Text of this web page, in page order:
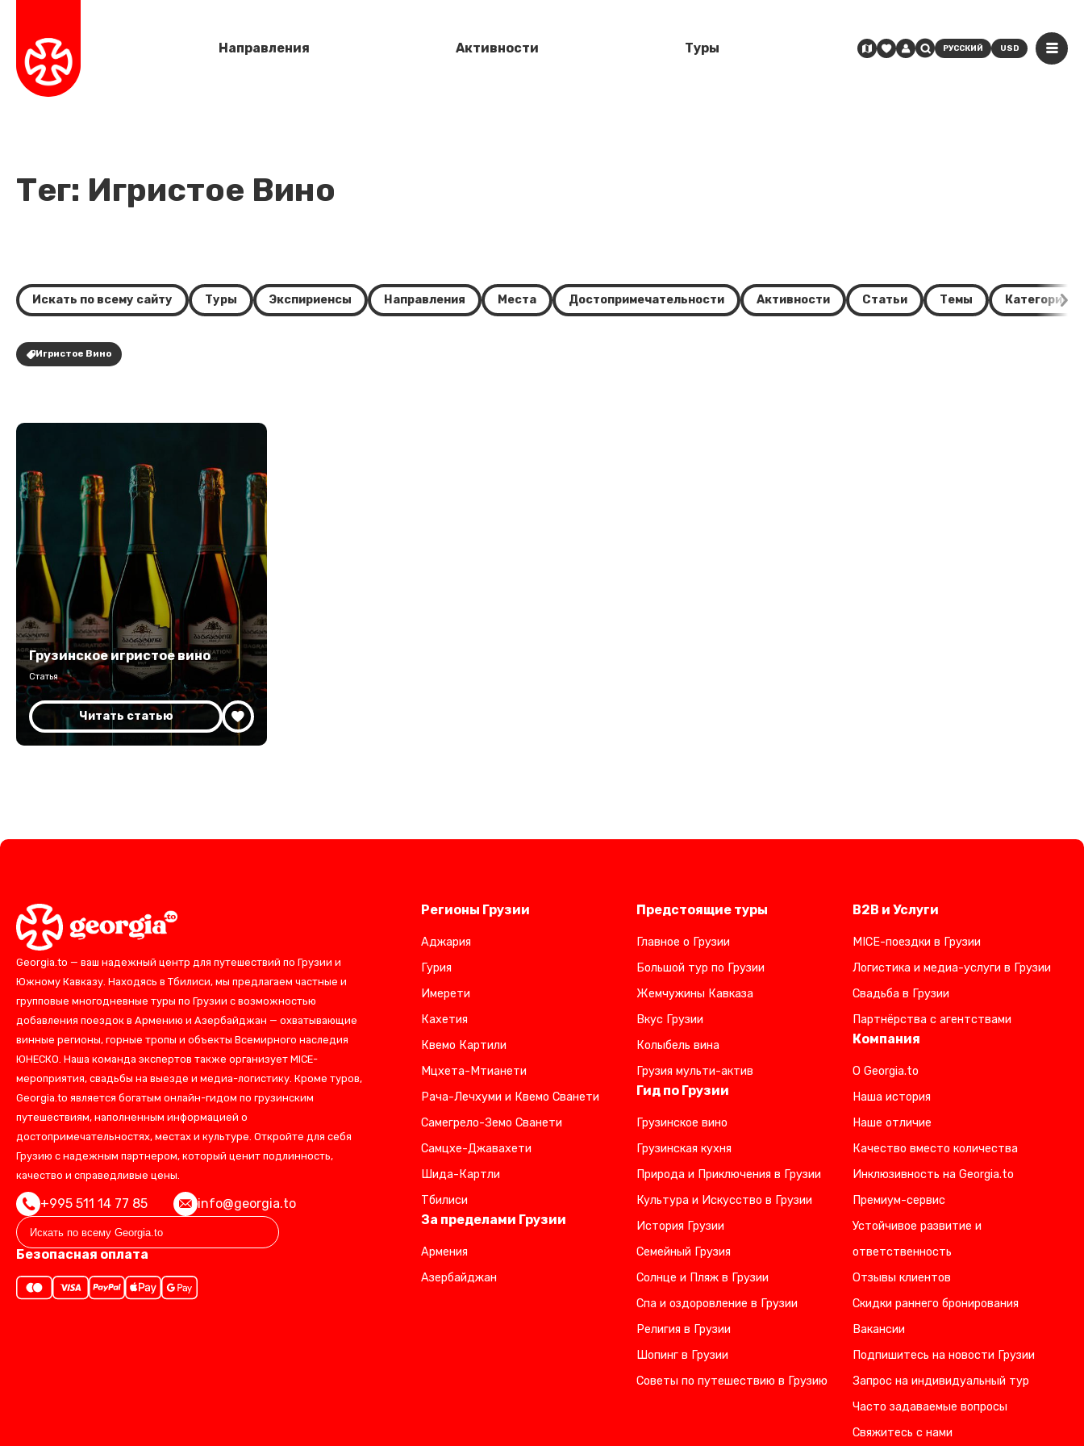
Направления Активности Туры РУССКИЙ USD
Тег: Игристое Вино
Искать по всему сайту Туры Экспириенсы Направления Места Достопримечательности Активности Статьи Темы Категории
Игристое Вино
Грузинское игристое вино
Статья
Читать статью
Georgia.to — ваш надежный центр для путешествий по Грузии и
Южному Кавказу. Находясь в Тбилиси, мы предлагаем частные и
групповые многодневные туры по Грузии с возможностью
добавления поездок в Армению и Азербайджан — охватывающие
винные регионы, горные тропы и объекты Всемирного наследия
ЮНЕСКО. Наша команда экспертов также организует MICE-
мероприятия, свадьбы на выезде и медиа-логистику. Кроме туров,
Georgia.to является богатым онлайн-гидом по грузинским
путешествиям, наполненным информацией о
достопримечательностях, местах и культуре. Откройте для себя
Грузию с надежным партнером, который ценит подлинность,
качество и справедливые цены.
+995 511 14 77 85 info@georgia.to
Безопасная оплата
Регионы Грузии
Аджария
Гурия
Имерети
Кахетия
Квемо Картили
Мцхета-Мтианети
Рача-Лечхуми и Квемо Сванети
Самегрело-Земо Сванети
Самцхе-Джавахети
Шида-Картли
Тбилиси
За пределами Грузии
Армения
Азербайджан
Предстоящие туры
Главное о Грузии
Большой тур по Грузии
Жемчужины Кавказа
Вкус Грузии
Колыбель вина
Грузия мульти-актив
Гид по Грузии
Грузинское вино
Грузинская кухня
Природа и Приключения в Грузии
Культура и Искусство в Грузии
История Грузии
Семейный Грузия
Солнце и Пляж в Грузии
Спа и оздоровление в Грузии
Религия в Грузии
Шопинг в Грузии
Советы по путешествию в Грузию
B2B и Услуги
MICE-поездки в Грузии
Логистика и медиа-услуги в Грузии
Свадьба в Грузии
Партнёрства с агентствами
Компания
О Georgia.to
Наша история
Наше отличие
Качество вместо количества
Инклюзивность на Georgia.to
Премиум-сервис
Устойчивое развитие и
ответственность
Отзывы клиентов
Скидки раннего бронирования
Вакансии
Подпишитесь на новости Грузии
Запрос на индивидуальный тур
Часто задаваемые вопросы
Свяжитесь с нами